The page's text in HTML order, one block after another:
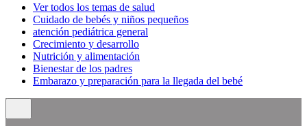
Ver todos los temas de salud
Cuidado de bebés y niños pequeños
atención pediátrica general
Crecimiento y desarrollo
Nutrición y alimentación
Bienestar de los padres
Embarazo y preparación para la llegada del bebé